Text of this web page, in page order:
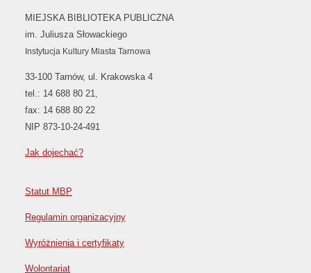
MIEJSKA BIBLIOTEKA PUBLICZNA
im. Juliusza Słowackiego
Instytucja Kultury Miasta Tarnowa
33-100 Tarnów, ul. Krakowska 4
tel.: 14 688 80 21,
fax: 14 688 80 22
NIP 873-10-24-491
Jak dojechać?
Statut MBP
Regulamin organizacyjny
Wyróżnienia i certyfikaty
Wolontariat